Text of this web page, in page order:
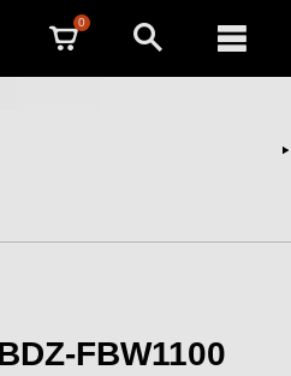
0
FBW1100